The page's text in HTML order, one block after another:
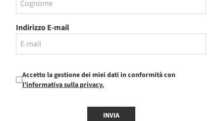
Indirizzo E-mail
Accetto la gestione dei miei dati in conformità con
l'informativa sulla privacy.
INVIA